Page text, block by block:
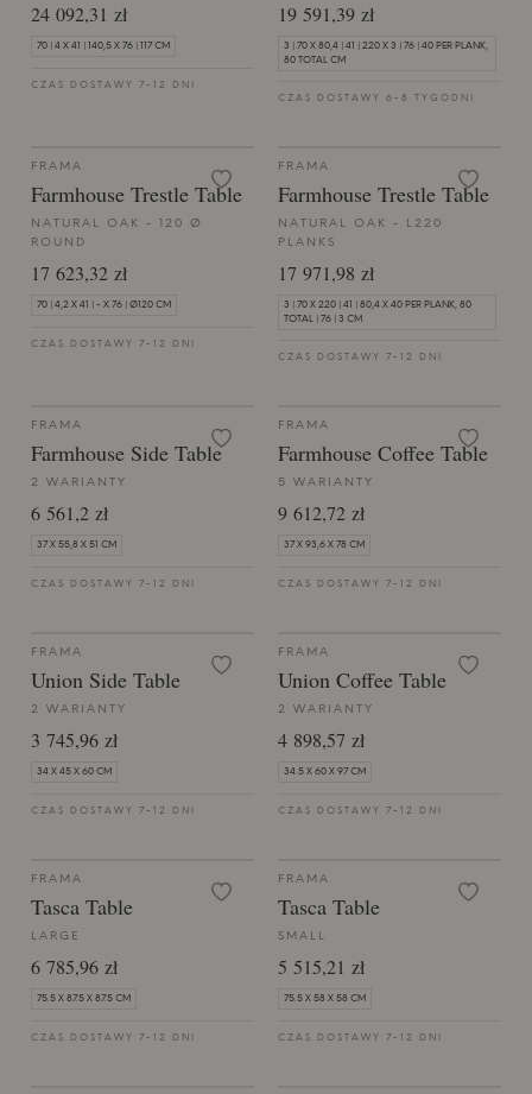
24 092,31 zł
70 | 4 X 41 | 140,5 X 76 | 117 CM
CZAS DOSTAWY 7-12 DNI
19 591,39 zł
3 | 70 X 80,4 | 41 | 220 X 3 | 76 | 40 PER PLANK,
80 TOTAL CM
CZAS DOSTAWY 6-8 TYGODNI
FRAMA
Farmhouse Trestle Table
NATURAL OAK - 120 Ø
ROUND
17 623,32 zł
70 | 4,2 X 41 | - X 76 | Ø120 CM
CZAS DOSTAWY 7-12 DNI
FRAMA
Farmhouse Trestle Table
NATURAL OAK - L220
PLANKS
17 971,98 zł
3 | 70 X 220 | 41 | 80,4 X 40 PER PLANK, 80
TOTAL | 76 | 3 CM
CZAS DOSTAWY 7-12 DNI
FRAMA
Farmhouse Side Table
2 WARIANTY
6 561,2 zł
37 X 55,8 X 51 CM
CZAS DOSTAWY 7-12 DNI
FRAMA
Farmhouse Coffee Table
5 WARIANTY
9 612,72 zł
37 X 93,6 X 78 CM
CZAS DOSTAWY 7-12 DNI
FRAMA
Union Side Table
2 WARIANTY
3 745,96 zł
34 X 45 X 60 CM
CZAS DOSTAWY 7-12 DNI
FRAMA
Union Coffee Table
2 WARIANTY
4 898,57 zł
34.5 X 60 X 97 CM
CZAS DOSTAWY 7-12 DNI
FRAMA
Tasca Table
LARGE
6 785,96 zł
75.5 X 87.5 X 87.5 CM
CZAS DOSTAWY 7-12 DNI
FRAMA
Tasca Table
SMALL
5 515,21 zł
75.5 X 58 X 58 CM
CZAS DOSTAWY 7-12 DNI